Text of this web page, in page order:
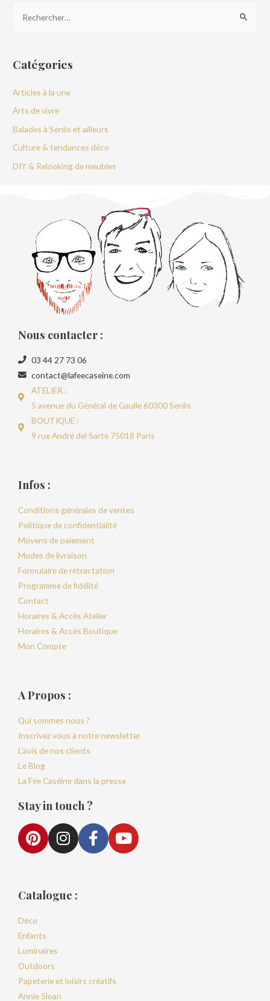
Catégories
Articles à la une
Arts de vivre
Balades à Senlis et ailleurs
Culture & tendances déco
DIY & Relooking de meubles
Nous contacter :
03 44 27 73 06
contact@lafeecaseine.com
ATELIER :
5 avenue du Général de Gaulle 60300 Senlis
BOUTIQUE :
9 rue André del Sarte 75018 Paris
Infos :
Conditions générales de ventes
Politique de confidentialité
Moyens de paiement
Modes de livraison
Formulaire de rétractation
Programme de fidélité
Contact
Horaires & Accès Atelier
Horaires & Accès Boutique
Mon Compte
A Propos :
Qui sommes nous ?
Inscrivez vous à notre newsletter
L'avis de nos clients
Le Blog
La Fée Caséine dans la presse
Stay in touch ?
Catalogue :
Déco
Enfants
Luminaires
Outdoors
Papeterie et loisirs créatifs
Annie Sloan